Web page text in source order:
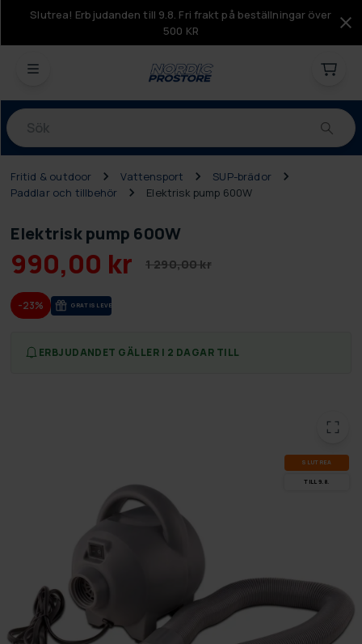
Slutrea! Erbjudanden till 9.8. Fri frakt på beställningar över
500 KR
Produkter
Fritid & outdoor Vattensport
SUP-brädor
Paddlar och tillbehör
Elektrisk pump 600W
Elektrisk pump 600W
990,00 kr 1 290,00 kr
-23% GRA­TIS LE­VE­RANS
ERBJUDANDET GÄLLER I 2 DAGAR TILL
SLUT­REA
TILL 9.8.